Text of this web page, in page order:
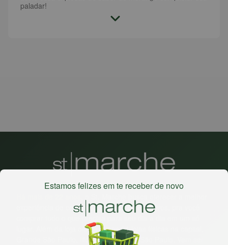
paladar!
experiência de compras, a preços competitivos, pra você
comprar tudo o que precisa para seu dia a dia em um só
lugar. Além da loja online temos 31 lojas físicas na capital,
Grande São Paulo, litoral e interior de São Paulo. Vem ser
Estamos felizes em te receber de novo